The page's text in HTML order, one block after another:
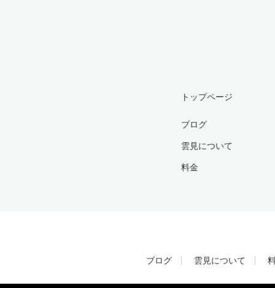
トップページ
ブログ
雲見について
料金
ブログ 雲見について